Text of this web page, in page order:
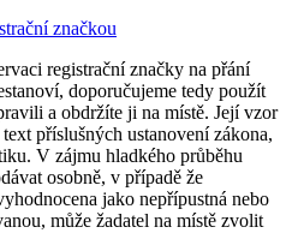
značkou
registrační značky na přání
doporučujeme tedy použít
a obdržíte ji na místě. Její vzor
příslušných ustanovení zákona,
V zájmu hladkého průběhu
osobně, v případě že
jako nepřípustná nebo
může žadatel na místě zvolit